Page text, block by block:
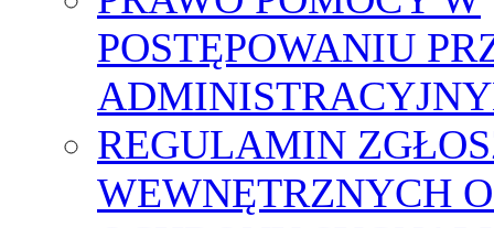
POSTĘPOWANIU
REGULAMIN
WEWNĘTRZNYCH